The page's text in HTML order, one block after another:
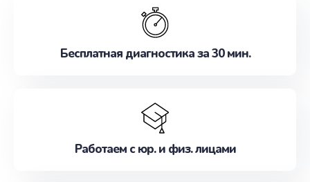
наилучшим образом. Не медлите записаться на
Бесплатная диагностика за 30 мин.
Работаем с юр. и физ. лицами